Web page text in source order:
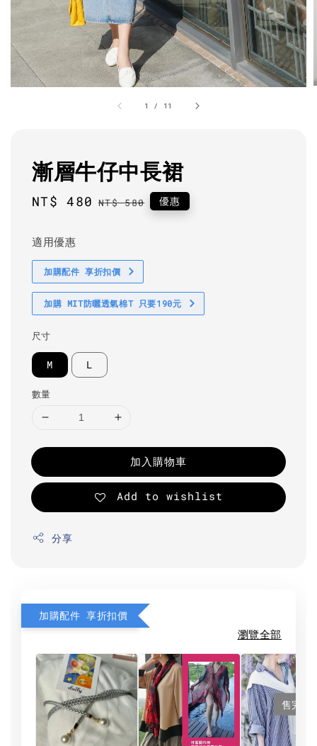
1 / 11
漸層牛仔中長裙
Sale
NT$ 480 Regular
NT$ 580 優惠
適用優惠
加購配件 享折扣價
加購 MIT防曬透氣棉T 只要190元
尺寸
M L
數量
加入購物車
Add to wishlist
分享
加購配件 享折扣價
瀏覽全部
售完